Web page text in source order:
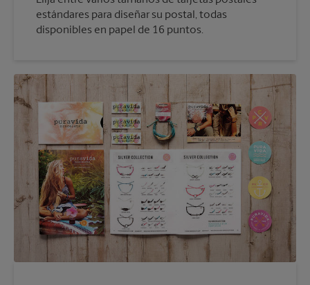
estándares para diseñar su postal, todas
disponibles en papel de 16 puntos.